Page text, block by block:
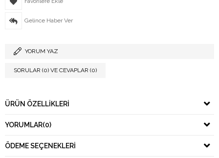
Gelince Haber Ver
YORUM YAZ
SORULAR (0) VE CEVAPLAR (0)
ÜRÜN ÖZELLIKLERI
YORUMLAR(0)
ÖDEME SEÇENEKLERI